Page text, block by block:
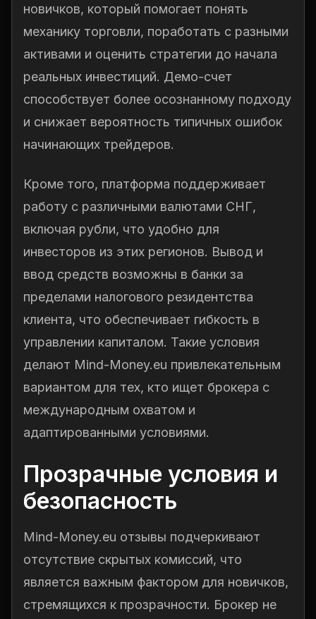
новичков, который помогает понять
механику торговли, поработать с разными
активами и оценить стратегии до начала
реальных инвестиций. Демо-счет
способствует более осознанному подходу
и снижает вероятность типичных ошибок
начинающих трейдеров.
Кроме того, платформа поддерживает
работу с различными валютами СНГ,
включая рубли, что удобно для
инвесторов из этих регионов. Вывод и
ввод средств возможны в банки за
пределами налогового резидентства
клиента, что обеспечивает гибкость в
управлении капиталом. Такие условия
делают Mind-Money.eu привлекательным
вариантом для тех, кто ищет брокера с
международным охватом и
адаптированными условиями.
Прозрачные условия и
безопасность
Mind-Money.eu отзывы подчеркивают
отсутствие скрытых комиссий, что
является важным фактором для новичков,
стремящихся к прозрачности. Брокер не